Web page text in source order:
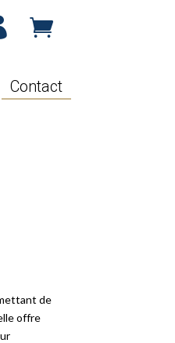

Contact
de
offre